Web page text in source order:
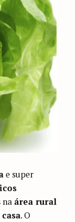
e super
na área rural
. O